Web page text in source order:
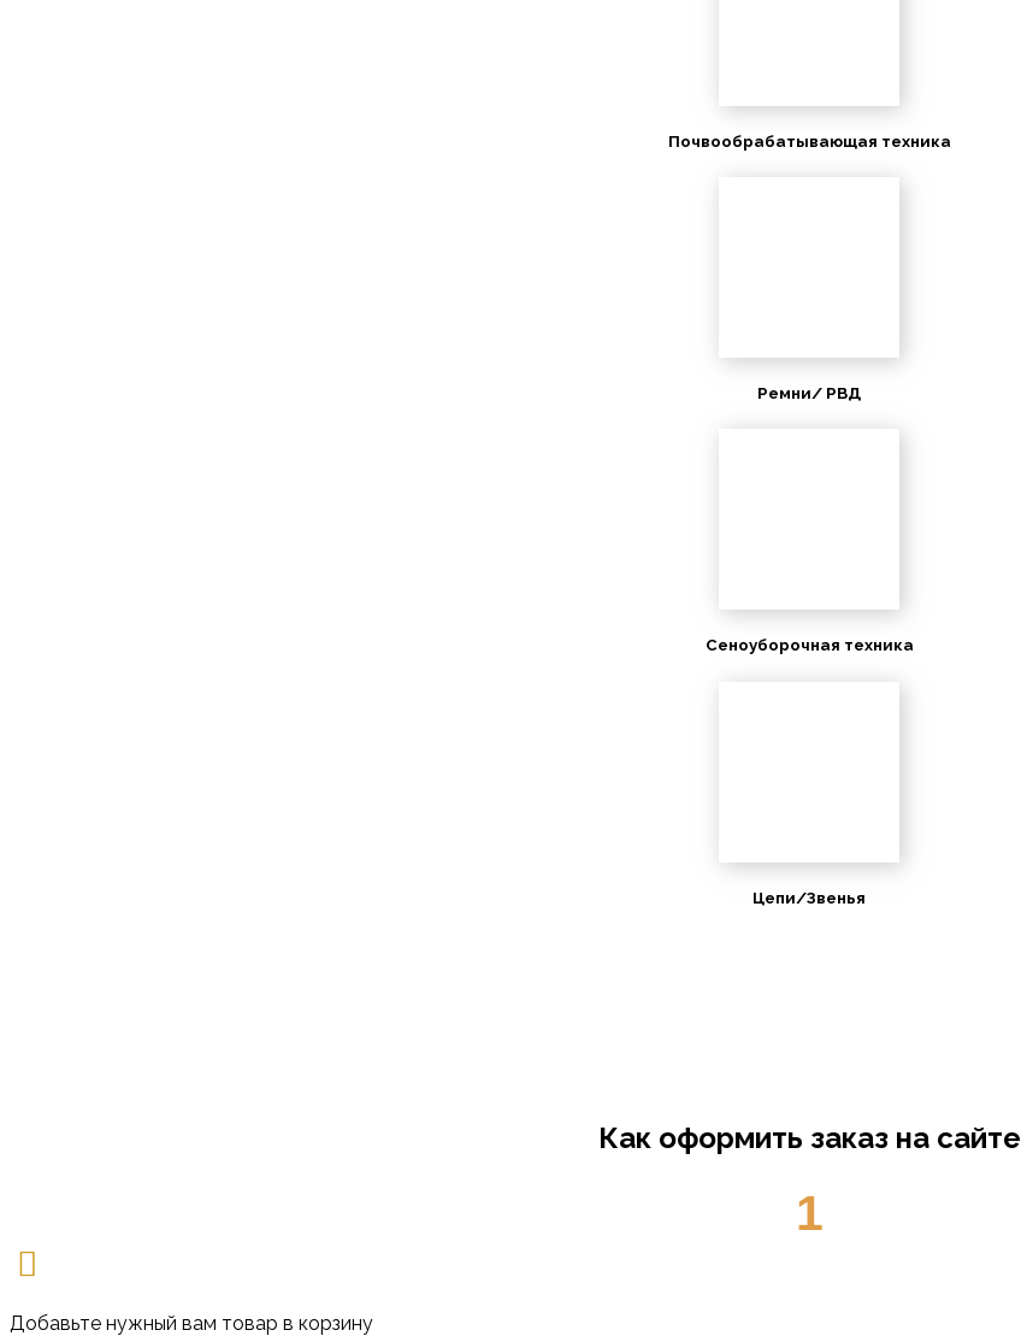
Почвообрабатывающая техника
Ремни/ РВД
Сеноуборочная техника
Цепи/Звенья
Как оформить заказ на сайте
1
Добавьте нужный вам товар в корзину